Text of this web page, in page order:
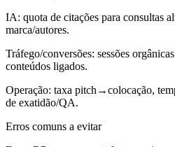
IA: quota de citações para consultas
marca/autores.
Tráfego/conversões: sessões
conteúdos ligados.
Operação: taxa pitch→colocação,
de exatidão/QA.
Erros comuns a evitar